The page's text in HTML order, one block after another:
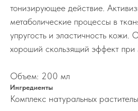
тонизирующее действие.
метаболические процессы в
упругость и эластичность кожи.
хороший скользящий эффект
Объем: 200 мл
Ингредиенты
Комплекс натуральных